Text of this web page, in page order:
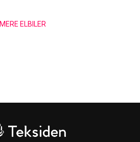
MERE ELBILER